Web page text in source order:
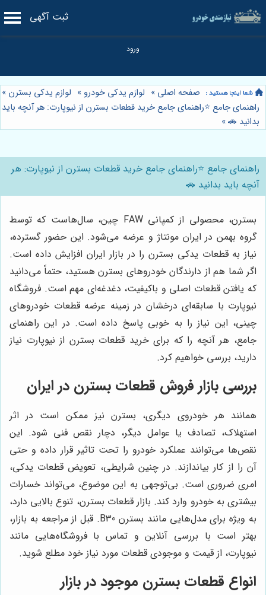
ثبت آگهی
صفحه اصلی » لوازم یدکی خودرو » لوازم یدکی بسترن »
راهنمای جامع ⭐️راهنمای جامع خرید قطعات بسترن از نیوپارت: هر آنچه باید
بدانید 🚗»
راهنمای جامع ⭐️راهنمای جامع خرید قطعات بسترن از نیوپارت: هر
آنچه باید بدانید 🚗
بسترن، محصولی از کمپانی FAW چین، سال‌هاست که توسط
گروه بهمن در ایران مونتاژ و عرضه می‌شود. این حضور گسترده،
نیاز به قطعات یدکی بسترن را در بازار ایران افزایش داده است.
اگر شما هم از دارندگان خودروهای بسترن هستید، حتماً می‌دانید
که یافتن قطعات اصلی و باکیفیت، دغدغه‌ای مهم است. فروشگاه
نیوپارت با سابقه‌ای درخشان در زمینه عرضه قطعات خودروهای
چینی، این نیاز را به خوبی پاسخ داده است. در این راهنمای
جامع، هر آنچه را که برای خرید قطعات بسترن از نیوپارت نیاز
دارید، بررسی خواهیم کرد.
بررسی بازار فروش قطعات بسترن در ایران
همانند هر خودروی دیگری، بسترن نیز ممکن است در اثر
استهلاک، تصادف یا عوامل دیگر، دچار نقص فنی شود. این
نقص‌ها می‌توانند عملکرد خودرو را تحت تاثیر قرار داده و حتی
آن را از کار بیاندازند. در چنین شرایطی، تعویض قطعات یدکی،
امری ضروری است. بی‌توجهی به این موضوع، می‌تواند خسارات
بیشتری به خودرو وارد کند. بازار قطعات بسترن، تنوع بالایی دارد،
به ویژه برای مدل‌هایی مانند بسترن B30. قبل از مراجعه به بازار،
بهتر است با بررسی آنلاین و تماس با فروشگاه‌هایی مانند
نیوپارت، از قیمت و موجودی قطعات مورد نیاز خود مطلع شوید.
انواع قطعات بسترن موجود در بازار